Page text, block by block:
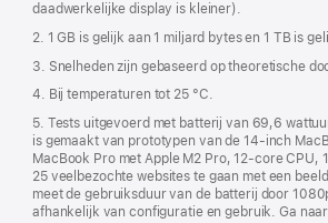
daadwerkelijke display is kleiner).
2. 1 GB is gelijk aan 1 miljard bytes en 1 TB is
3. Snelheden zijn gebaseerd op theoretische
4. Bij temperaturen tot 25 °C.
5. Tests uitgevoerd met batterij van 69,6
is gemaakt van prototypen van de 14‑inch
MacBook Pro met Apple M2 Pro, 12‑core
25 veelbezochte websites te gaan met een
meet de gebruiksduur van de batterij door
afhankelijk van configuratie en gebruik. Ga